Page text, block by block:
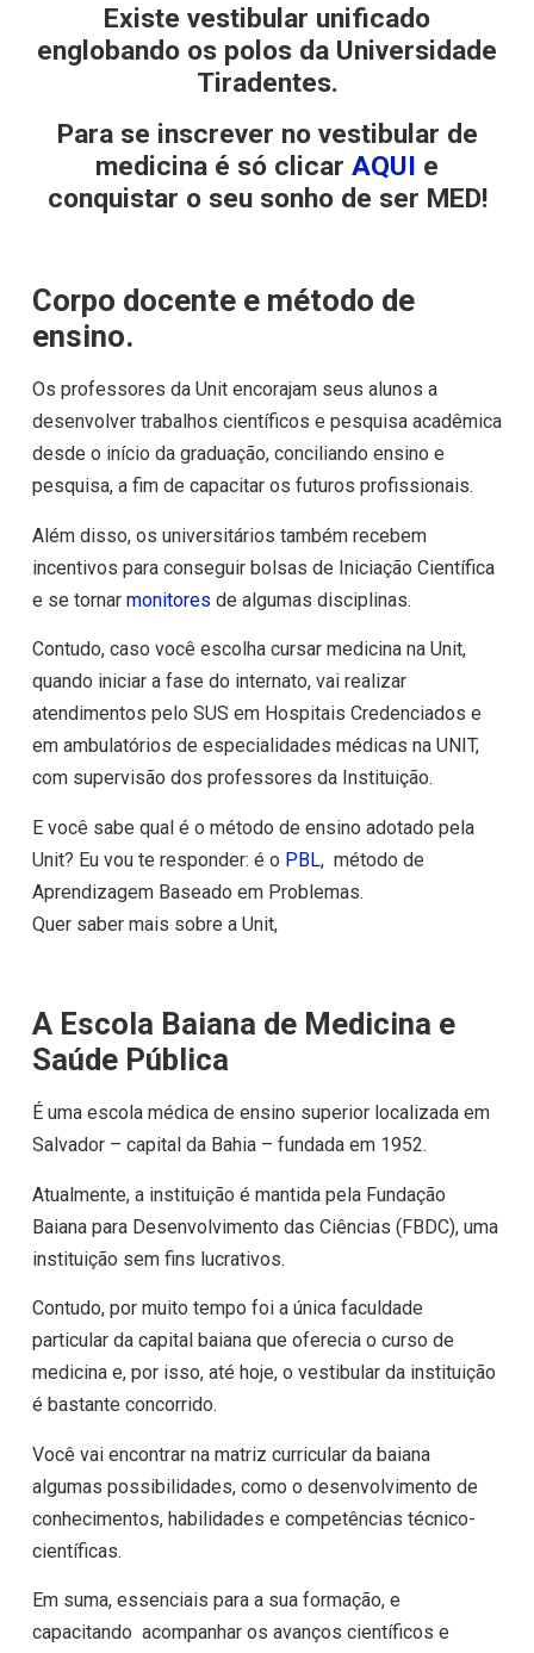
Existe vestibular unificado
englobando os polos da Universidade
Tiradentes.
Para se inscrever no vestibular de
medicina é só clicar AQUI e
conquistar o seu sonho de ser MED!
Corpo docente e método de
ensino.
Os professores da Unit encorajam seus alunos a
desenvolver trabalhos científicos e pesquisa acadêmica
desde o início da graduação, conciliando ensino e
pesquisa, a fim de capacitar os futuros profissionais.
Além disso, os universitários também recebem
incentivos para conseguir bolsas de Iniciação Científica
e se tornar monitores de algumas disciplinas.
Contudo, caso você escolha cursar medicina na Unit,
quando iniciar a fase do internato, vai realizar
atendimentos pelo SUS em Hospitais Credenciados e
em ambulatórios de especialidades médicas na UNIT,
com supervisão dos professores da Instituição.
E você sabe qual é o método de ensino adotado pela
Unit? Eu vou te responder: é o PBL, método de
Aprendizagem Baseado em Problemas.
Quer saber mais sobre a Unit,
A Escola Baiana de Medicina e
Saúde Pública
É uma escola médica de ensino superior localizada em
Salvador – capital da Bahia – fundada em 1952.
Atualmente, a instituição é mantida pela Fundação
Baiana para Desenvolvimento das Ciências (FBDC), uma
instituição sem fins lucrativos.
Contudo, por muito tempo foi a única faculdade
particular da capital baiana que oferecia o curso de
medicina e, por isso, até hoje, o vestibular da instituição
é bastante concorrido.
Você vai encontrar na matriz curricular da baiana
algumas possibilidades, como o desenvolvimento de
conhecimentos, habilidades e competências técnico-
científicas.
Em suma, essenciais para a sua formação, e
capacitando acompanhar os avanços científicos e